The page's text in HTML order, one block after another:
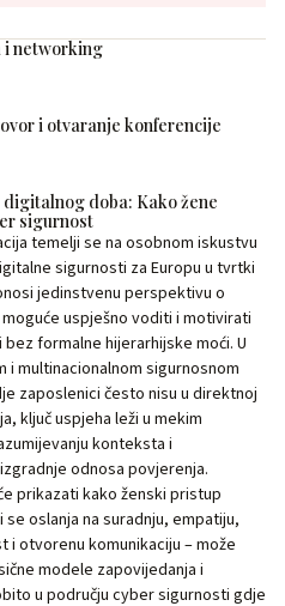
i networking
i otvaranje konferencije
doba: Kako žene
sigurnost
temelji se na osobnom iskustvu
sigurnosti za Europu u tvrtki
jedinstvenu perspektivu o
uspješno voditi i motivirati
bez formalne hijerarhijske moći. U
i multinacionalnom sigurnosnom
zaposlenici često nisu u direktnoj
ključ uspjeha leži u mekim
konteksta i
odnosa povjerenja.
prikazati kako ženski pristup
se oslanja na suradnju, empatiju,
i otvorenu komunikaciju – može
modele zapovijedanja i
u području cyber sigurnosti gdje